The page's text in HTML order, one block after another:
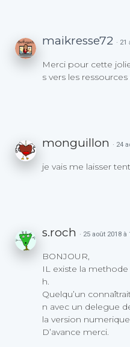
maikresse72 ·
Merci pour cette
s vers les
monguillon · 24
je vais me laisser
s.roch · 25 août 2018
BONJOUR,
IL existe la
h.
Quelqu’un
n avec un delegue
la version
D’avance merci.